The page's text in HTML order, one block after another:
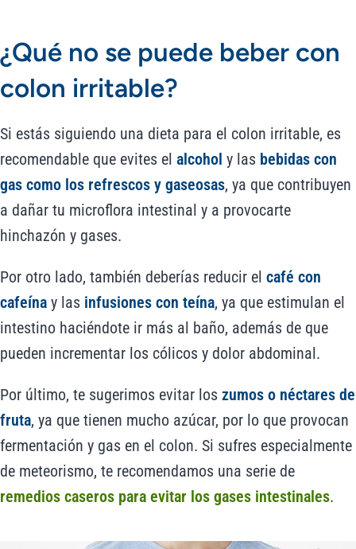
¿Qué no se puede beber con
colon irritable?
Si estás siguiendo una dieta para el colon irritable, es
recomendable que evites el alcohol y las bebidas con
gas como los refrescos y gaseosas, ya que contribuyen
a dañar tu microflora intestinal y a provocarte
hinchazón y gases.
Por otro lado, también deberías reducir el café con
cafeína y las infusiones con teína, ya que estimulan el
intestino haciéndote ir más al baño, además de que
pueden incrementar los cólicos y dolor abdominal.
Por último, te sugerimos evitar los zumos o néctares de
fruta, ya que tienen mucho azúcar, por lo que provocan
fermentación y gas en el colon. Si sufres especialmente
de meteorismo, te recomendamos una serie de
remedios caseros para evitar los gases intestinales.